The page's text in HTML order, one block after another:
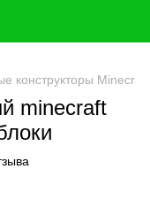
конструкторы Minecraft
minecraft